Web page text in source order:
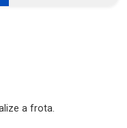
a frota.